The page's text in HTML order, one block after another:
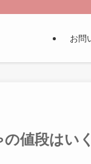
お問
値段はい